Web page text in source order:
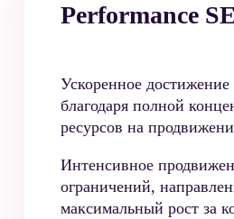
Performance
Ускоренное достижение
благодаря полной
ресурсов на
Интенсивное
ограничений,
максимальный рост за